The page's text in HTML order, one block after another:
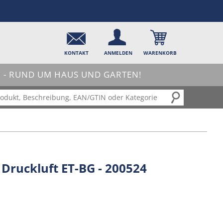
KONTAKT ANMELDEN WARENKORB
RUND UM HAUS UND GARTEN!
ET-BG - 200524